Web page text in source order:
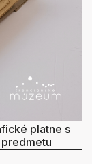
platne s